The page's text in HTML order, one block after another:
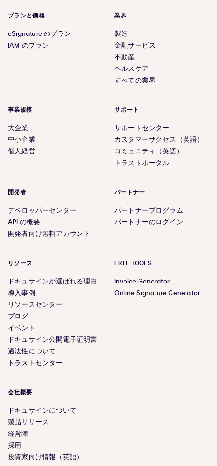
プランと価格
eSignature のプラン
IAM のプラン
業界
製造
金融サービス
不動産
ヘルスケア
すべての業界
事業規模
大企業
中小企業
個人経営
サポート
サポートセンター
カスタマーサクセス（英語）
コミュニティ（英語）
トラストポータル
開発者
デベロッパーセンター
API の概要
開発者向け無料アカウント
パートナー
パートナープログラム
パートナーのログイン
リソース
ドキュサインが選ばれる理由
導入事例
リソースセンター
ブログ
イベント
ドキュサイン公開電子証明書
適法性について
トラストセンター
FREE TOOLS
Invoice Generator
Online Signature Generator
会社概要
ドキュサインについて
製品リリース
経営陣
採用
投資家向け情報（英語）